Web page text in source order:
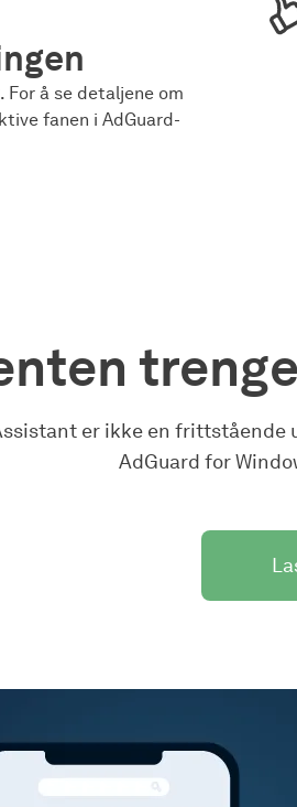
å se detaljene om
fanen i AdGuard-
er ikke en frittstående
AdGuard for